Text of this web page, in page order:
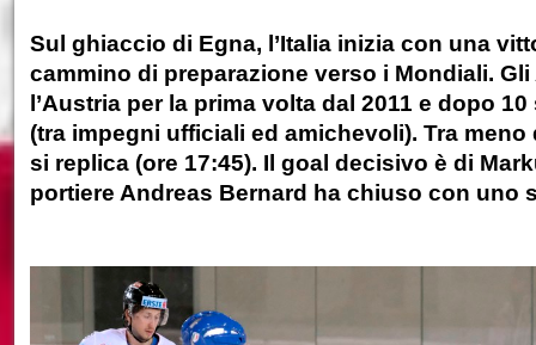
Sul ghiaccio di Egna, l’Italia inizia con una
cammino di preparazione verso i Mondiali.
l’Austria per la prima volta dal 2011 e dopo
(tra impegni ufficiali ed amichevoli). Tra
si replica (ore 17:45). Il goal decisivo è di
portiere Andreas Bernard ha chiuso con uno